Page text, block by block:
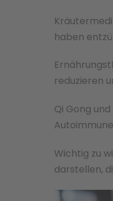
haben
reduzieren
Qi Gong
Wichtig zu
darstellen,